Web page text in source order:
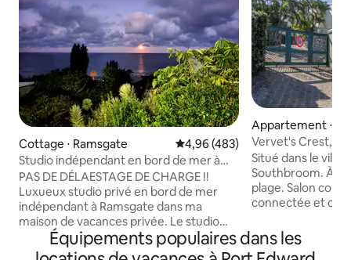
Cottage ⋅ Ramsgate Évaluation moyenne sur la
4,96 (483)
Studio indépendant en bord de mer à
PrivateHolidayHome
PAS DE DÉLAESTAGE DE CHARGE !!
Luxueux studio privé en bord de mer
indépendant à Ramsgate dans ma
maison de vacances privée. Le studio
indépendant ouvert, situé sur une
colline, offre une vue imprenable sur la
Appartement ⋅
m
Vervet's Crest,
Southbroom.
Situé dans le
Southbroom. À 5
plage. Salon
connectée et
identifiant),
surfer sur Internet. Kitchenette,
Équipements populaires dans les